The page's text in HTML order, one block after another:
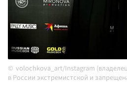
volochkova_art/Instagram
в России экстремистской и